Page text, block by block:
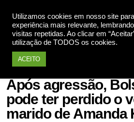
Utilizamos cookies em nosso site
experiência mais relevante,
visitas repetidas. Ao clicar em
utilização de TODOS os cookies.
ACEITO
ELEIÇÕES 2022
Após agressão,
pode ter perdido o
marido de Amanda